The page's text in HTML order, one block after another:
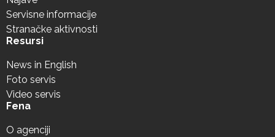
Servisne informacije
Stranačke aktivnosti
Resursi
News in English
Foto servis
Video servis
Fena
O agenciji